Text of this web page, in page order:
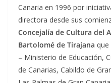
Canaria en 1996 por
directora desde sus
Concejalía de Cultura del
Bartolomé de Tirajana que
– Ministerio de Educación,
de Canarias, Cabildo de